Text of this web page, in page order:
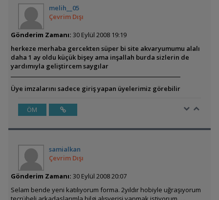
melih__05
Çevrim Dışı
Gönderim Zamanı: 30 Eylül 2008 19:19
herkeze merhaba gercekten süper bi site akvaryumumu alalı
daha 1 ay oldu küçük bişey ama inşallah burda sizlerin de
yardımıyla geliştircem saygılar
Üye imzalarını sadece giriş yapan üyelerimiz görebilir
ÖM
samialkan
Çevrim Dışı
Gönderim Zamanı: 30 Eylül 2008 20:07
Selam bende yeni katılıyorum forma. 2yıldır hobiyle uğraşıyorum